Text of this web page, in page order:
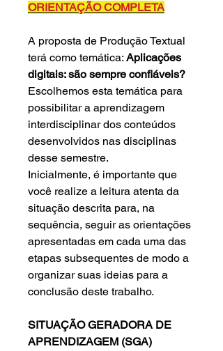
ORIENTAÇÃO COMPLETA
A proposta de Produção Textual
terá como temática: Aplicações
digitais: são sempre confiáveis?
Escolhemos esta temática para
possibilitar a aprendizagem
interdisciplinar dos conteúdos
desenvolvidos nas disciplinas
desse semestre.
Inicialmente, é importante que
você realize a leitura atenta da
situação descrita para, na
sequência, seguir as orientações
apresentadas em cada uma das
etapas subsequentes de modo a
organizar suas ideias para a
conclusão deste trabalho.
SITUAÇÃO GERADORA DE
APRENDIZAGEM (SGA)